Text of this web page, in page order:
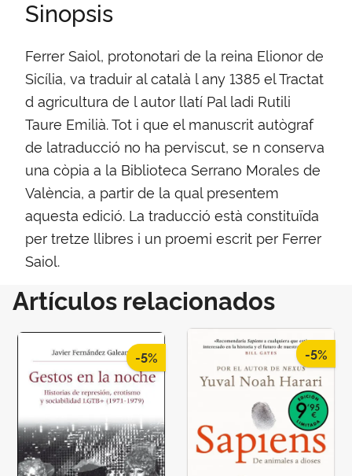
Sinopsis
Ferrer Saiol, protonotari de la reina Elionor de
Sicília, va traduir al català l any 1385 el Tractat
d agricultura de l autor llatí Pal ladi Rutili
Taure Emilià. Tot i que el manuscrit autògraf
de latraducció no ha perviscut, se n conserva
una còpia a la Biblioteca Serrano Morales de
València, a partir de la qual presentem
aquesta edició. La traducció està constituïda
per tretze llibres i un proemi escrit per Ferrer
Saiol.
Artículos relacionados
-5% -5%